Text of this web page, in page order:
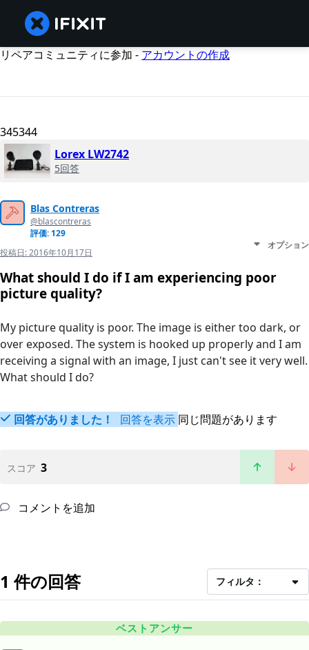
リペアコミュニティに参加 - アカウントの作成
345344
Lorex LW2742
5回答
Blas Contreras
@blascontreras
評価: 129
投稿日:2016年10月17日
オプション
What should I do if I am experiencing poor
picture quality?
My picture quality is poor. The image is either too dark, or
over exposed. The system is hooked up properly and I am
receiving a signal with an image, I just can't see it very well.
What should I do?
回答がありました！ 回答を表示 同じ問題があります
スコア 3
コメントを追加
1 件の回答 フィルタ：
ベストアンサー